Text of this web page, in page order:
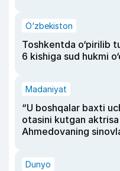
O‘zbekiston
Toshkentda o‘pirilib
6 kishiga sud hukmi
Madaniyat
“U boshqalar baxti
otasini kutgan
Ahmedovaning
Dunyo